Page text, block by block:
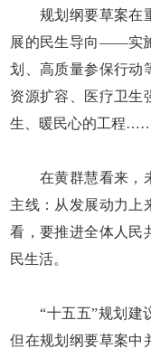
规划纲要草案在重
展的民生导向——实
划、高质量参保行动
资源扩容、医疗卫生
生、暖民心的工程
在黄群慧看来，未
主线：从发展动力上
看，要推进全体人民
民生活。
“十五五”规划建议
但在规划纲要草案中